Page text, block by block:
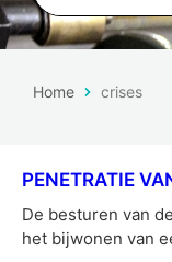
Home crises
PENETRATIE
De besturen van
het bijwonen van